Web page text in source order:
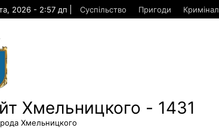
2026 - 2:57 дп Суспільство Пригоди Кримінал
Хмельницкого - 1431
Хмельницкого